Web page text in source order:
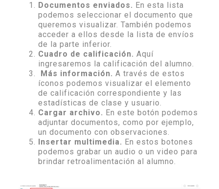
Documentos enviados. En esta lista
podemos seleccionar el documento que
queremos visualizar. También podemos
acceder a ellos desde la lista de envíos
de la parte inferior.
Cuadro de calificación. Aquí
ingresaremos la calificación del alumno.
Más información. A través de estos
íconos podemos visualizar el elemento
de calificación correspondiente y las
estadísticas de clase y usuario.
Cargar archivo. En este botón podemos
adjuntar documentos, como por ejemplo,
un documento con observaciones.
Insertar multimedia. En estos botones
podemos grabar un audio o un video para
brindar retroalimentación al alumno.